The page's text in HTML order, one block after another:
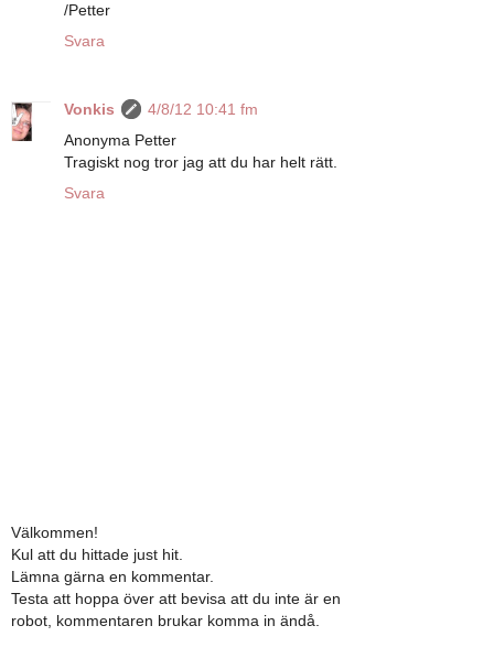
/Petter
Svara
Vonkis
4/8/12 10:41 fm
Anonyma Petter
Tragiskt nog tror jag att du har helt rätt.
Svara
Välkommen!
Kul att du hittade just hit.
Lämna gärna en kommentar.
Testa att hoppa över att bevisa att du inte är en
robot, kommentaren brukar komma in ändå.